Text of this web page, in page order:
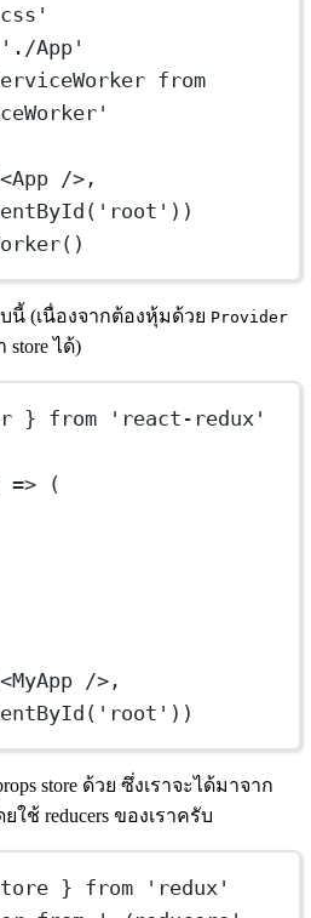
'./App'
from
App />,
( 'root' ))
()
นี้ (เนื่องจากต้องหุ้มด้วย Provider
store ได้)
} from 'react-redux'
=> (
MyApp />,
( 'root' ))
store ด้วย ซึ่งเราจะได้มาจาก
ยใช้ reducers ของเราครับ
} from
'redux'